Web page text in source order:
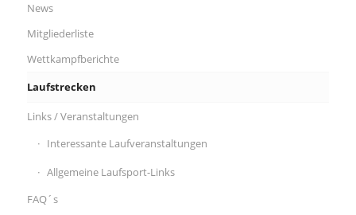
News
Mitgliederliste
Wettkampfberichte
Laufstrecken
Links / Veranstaltungen
Interessante Laufveranstaltungen
Allgemeine Laufsport-Links
FAQ´s